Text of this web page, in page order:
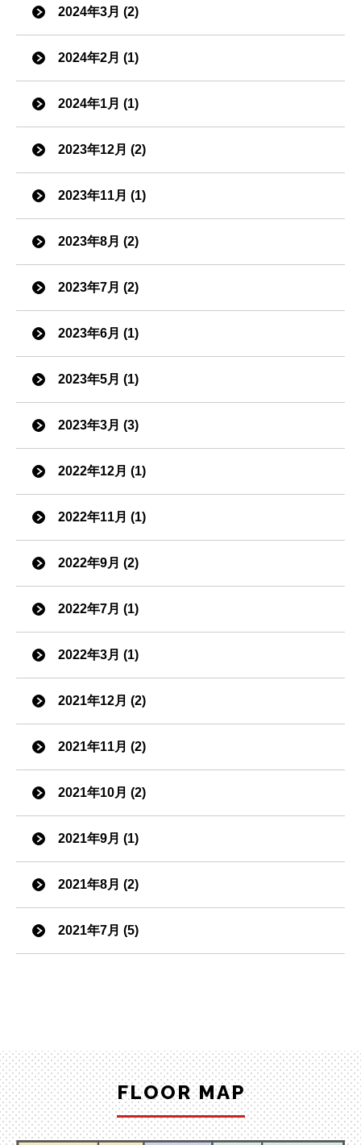
2024年3月 (2)
2024年2月 (1)
2024年1月 (1)
2023年12月 (2)
2023年11月 (1)
2023年8月 (2)
2023年7月 (2)
2023年6月 (1)
2023年5月 (1)
2023年3月 (3)
2022年12月 (1)
2022年11月 (1)
2022年9月 (2)
2022年7月 (1)
2022年3月 (1)
2021年12月 (2)
2021年11月 (2)
2021年10月 (2)
2021年9月 (1)
2021年8月 (2)
2021年7月 (5)
FLOOR MAP